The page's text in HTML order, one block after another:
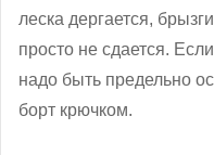
леска дергается,
просто не сдается.
надо быть предельно
борт крючком.